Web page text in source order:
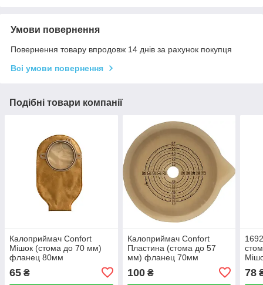
Умови повернення
Повернення товару впродовж 14 днів за рахунок покупця
Всі умови повернення
Подібні товари компанії
Калоприймач Confort
Мішок (стома до 70 мм)
фланец 80мм
65 ₴
Калоприймач Confort
Пластина (стома до 57
мм) фланец 70мм
100₴ 78